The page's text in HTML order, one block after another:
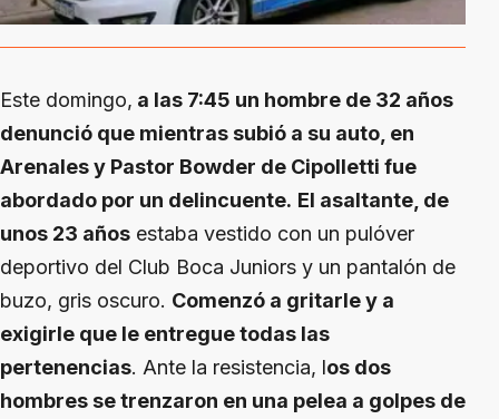
Este domingo, a las 7:45 un hombre de 32 años
denunció que mientras subió a su auto, en
Arenales y Pastor Bowder de Cipolletti fue
abordado por un delincuente. El asaltante, de
unos 23 años estaba vestido con un pulóver
deportivo del Club Boca Juniors y un pantalón de
buzo, gris oscuro. Comenzó a gritarle y a
exigirle que le entregue todas las
pertenencias. Ante la resistencia, los dos
hombres se trenzaron en una pelea a golpes de